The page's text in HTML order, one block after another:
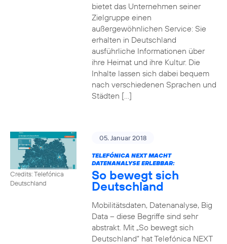
bietet das Unternehmen seiner
Zielgruppe einen
außergewöhnlichen Service: Sie
erhalten in Deutschland
ausführliche Informationen über
ihre Heimat und ihre Kultur. Die
Inhalte lassen sich dabei bequem
nach verschiedenen Sprachen und
Städten […]
Credits: Telefónica
Deutschland
05. Januar 2018
TELEFÓNICA NEXT MACHT
DATENANALYSE ERLEBBAR:
So bewegt sich
Deutschland
Mobilitätsdaten, Datenanalyse, Big
Data – diese Begriffe sind sehr
abstrakt. Mit „So bewegt sich
Deutschland“ hat Telefónica NEXT